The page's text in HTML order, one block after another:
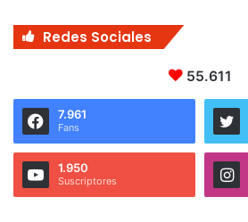
Redes Sociales
55.611
7.961
Fans
1.950
Suscriptores